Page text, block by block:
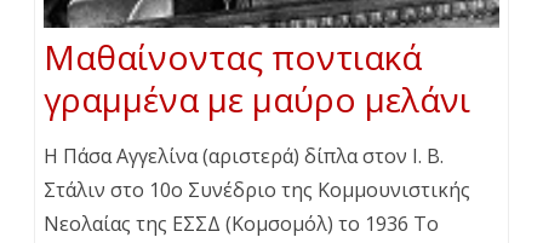
Μαθαίνοντας ποντιακά
γραμμένα με μαύρο μελάνι
Η Πάσα Αγγελίνα (αριστερά) δίπλα στον Ι. Β.
Στάλιν στο 10ο Συνέδριο της Κομμουνιστικής
Νεολαίας της ΕΣΣΔ (Κομσομόλ) το 1936 Το